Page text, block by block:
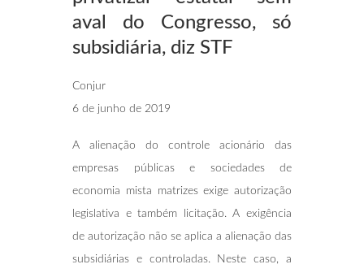
aval do Congresso, só
subsidiária, diz STF
Conjur
6 de junho de 2019
A alienação do controle acionário das
empresas públicas e sociedades de
economia mista matrizes exige autorização
legislativa e também licitação. A exigência
de autorização não se aplica a alienação das
subsidiárias e controladas. Neste caso, a